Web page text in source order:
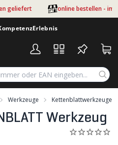
geliefert online bestellen - im
Erlebnis
Werkzeuge Kettenblattwerkzeuge
Werkzeug